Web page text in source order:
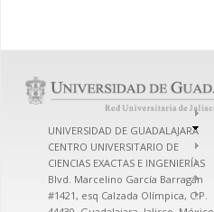
UNIVERSIDAD DE GUADALAJARA
CENTRO UNIVERSITARIO DE
CIENCIAS EXACTAS E INGENIERÍAS
Blvd. Marcelino García Barragán
#1421, esq Calzada Olímpica, C.P.